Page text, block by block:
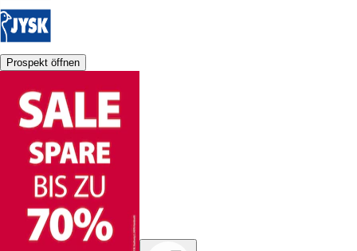
Prospekt öffnen